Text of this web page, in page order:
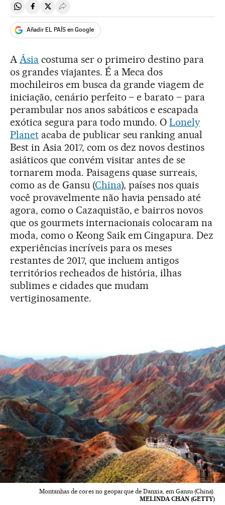
Compartir en Whatsapp
Compartir en Facebook
Compartir en Twitter
Desplegar Redes Sociales
Añadir EL PAÍS en Google
AÁsiacostuma ser o primeiro destino para
os grandes viajantes. É a Meca dos
mochileiros em busca da grande viagem de
iniciação, cenário perfeito – e barato – para
perambular nos anos sabáticos e escapada
exótica segura para todo mundo. OLonely
Planetacaba de publicar seu ranking anual
Best in Asia 2017, com os dez novos destinos
asiáticos que convém visitar antes de se
tornarem moda. Paisagens quase surreais,
como as de Gansu (China), países nos quais
você provavelmente não havia pensado até
agora, como o Cazaquistão, e bairros novos
que os gourmets internacionais colocaram na
moda, como o Keong Saik em Cingapura. Dez
experiências incríveis para os meses
restantes de 2017, que incluem antigos
territórios recheados de história, ilhas
sublimes e cidades que mudam
vertiginosamente.
Montanhas de cores no geoparque de Danxia, em Gansu (China).
MELINDA CHAN (GETTY)